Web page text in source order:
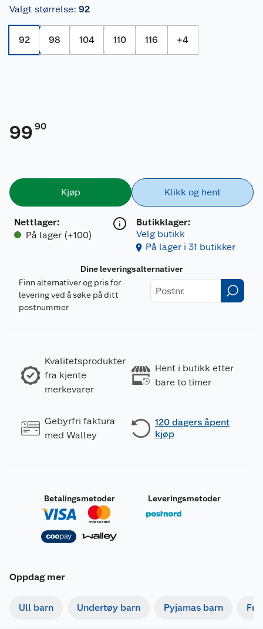
Valgt størrelse: 92
92 98 104 110 116 +4
99 90
Kjøp
Nettlager:
På lager (+100)
Klikk og hent
Butikklager:
Velg butikk
På lager i 31 butikker
Dine leveringsalternativer
Finn alternativer og pris for
levering ved å søke på ditt
postnummer
Kvalitetsprodukter
fra kjente
merkevarer
Hent i butikk etter
bare to timer
Gebyrfri faktura
med Walley
120 dagers åpent
kjøp
Betalingsmetoder Leveringsmetoder
Oppdag mer
Ull barn Undertøy barn Pyjamas barn